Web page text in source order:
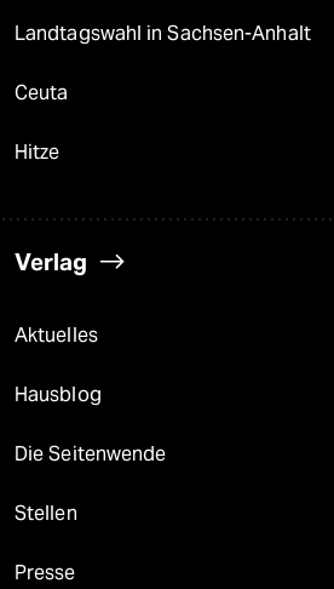
Landtagswahl in Sachsen-Anhalt
Ceuta
Hitze
Verlag
Aktuelles
Hausblog
Die Seitenwende
Stellen
Presse